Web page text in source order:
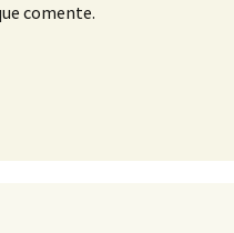
comente.